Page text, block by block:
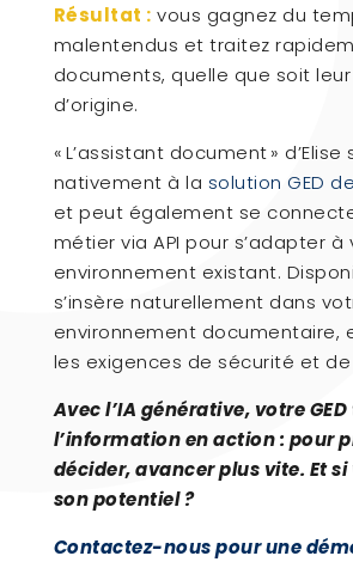
Résultat : vous gagnez du
malentendus et traitez
documents, quelle que soit
d’origine.
« L’assistant document » d’Elise
nativement à la solution GED
et peut également se
métier via API pour s’adapter à
environnement existant.
s’insère naturellement dans
environnement documentaire,
les exigences de sécurité et
Avec l’IA générative, votre
l’information en action : pour
décider, avancer plus vite. Et
son potentiel ?
Contactez-nous pour une